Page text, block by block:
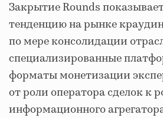
Закрытие Rounds
тенденцию на рынке
по мере консолидации
специализированные
форматы монетизации
от роли оператора сделок к
информационного